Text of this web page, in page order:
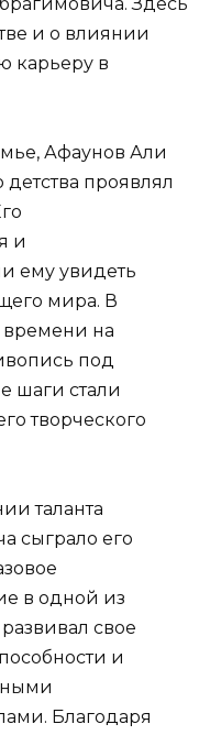
и о влиянии
карьеру в
Афаунов Али
проявлял
и
ему увидеть
мира. В
времени на
под
шаги стали
творческого
таланта
сыграло его
в одной из
свое
и
Благодаря